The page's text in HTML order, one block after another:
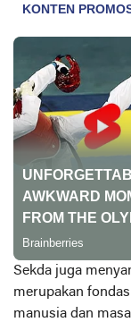
Sekda juga
merupakan
manusia dan